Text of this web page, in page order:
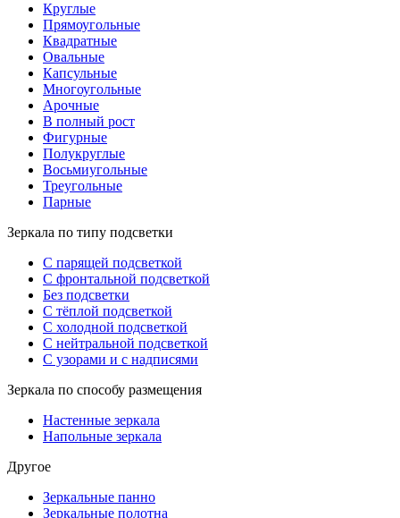
Круглые
Прямоугольные
Квадратные
Овальные
Капсульные
Многоугольные
Арочные
В полный рост
Фигурные
Полукруглые
Восьмиугольные
Треугольные
Парные
Зеркала по типу подсветки
С парящей подсветкой
С фронтальной подсветкой
Без подсветки
С тёплой подсветкой
С холодной подсветкой
С нейтральной подсветкой
С узорами и с надписями
Зеркала по способу размещения
Настенные зеркала
Напольные зеркала
Другое
Зеркальные панно
Зеркальные полотна